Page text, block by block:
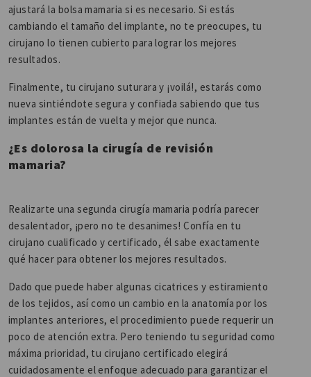
ajustará la bolsa mamaria si es necesario. Si estás
cambiando el tamaño del implante, no te preocupes, tu
cirujano lo tienen cubierto para lograr los mejores
resultados.
Finalmente, tu cirujano suturara y ¡voilá!, estarás como
nueva sintiéndote segura y confiada sabiendo que tus
implantes están de vuelta y mejor que nunca.
¿Es dolorosa la cirugía de revisión
mamaria?
Realizarte una segunda cirugía mamaria podría parecer
desalentador, ¡pero no te desanimes! Confía en tu
cirujano cualificado y certificado, él sabe exactamente
qué hacer para obtener los mejores resultados.
Dado que puede haber algunas cicatrices y estiramiento
de los tejidos, así como un cambio en la anatomía por los
implantes anteriores, el procedimiento puede requerir un
poco de atención extra. Pero teniendo tu seguridad como
máxima prioridad, tu cirujano certificado elegirá
cuidadosamente el enfoque adecuado para garantizar el